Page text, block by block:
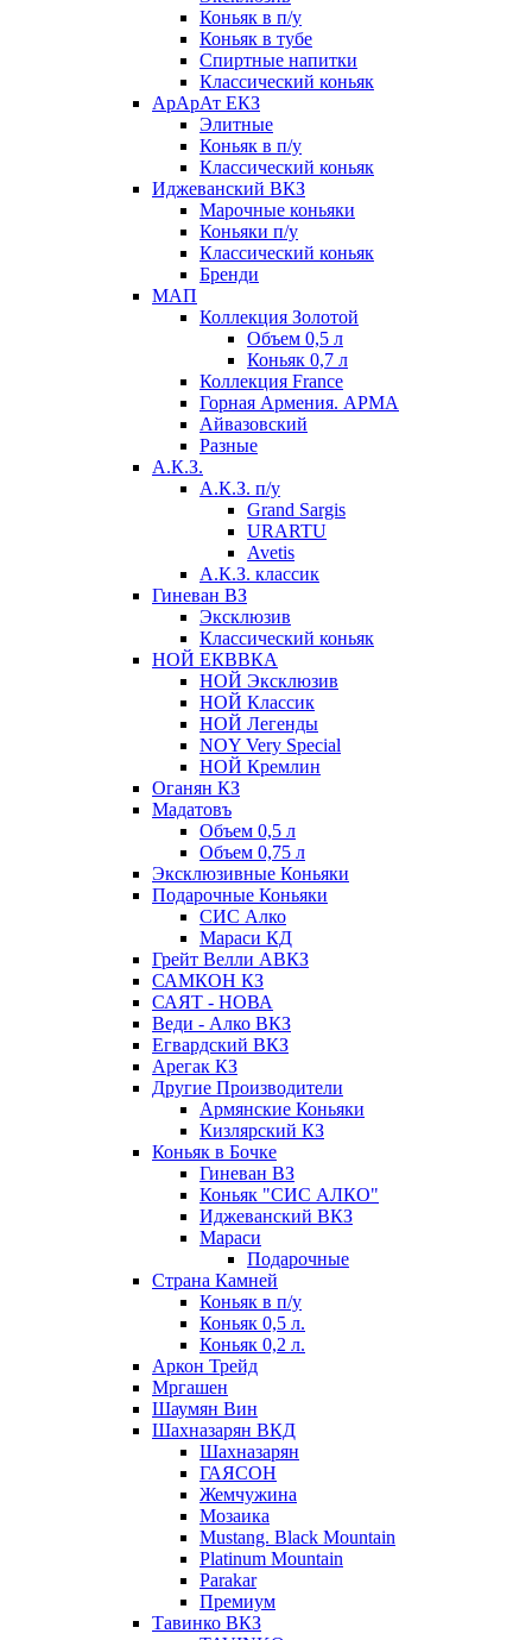
Коньяк в п/у
Коньяк в тубе
Спиртные напитки
Классический коньяк
АрАрАт ЕКЗ
Элитные
Коньяк в п/у
Классический коньяк
Иджеванский ВКЗ
Марочные коньяки
Коньяки п/у
Классический коньяк
Бренди
МАП
Коллекция Золотой
Объем 0,5 л
Коньяк 0,7 л
Коллекция France
Горная Армения. АРМА
Айвазовский
Разные
А.К.З.
А.К.З. п/у
Grand Sargis
URARTU
Avetis
А.К.З. классик
Гиневан ВЗ
Эксклюзив
Классический коньяк
НОЙ ЕКВВКА
НОЙ Эксклюзив
НОЙ Классик
НОЙ Легенды
NOY Very Speсial
НОЙ Кремлин
Оганян КЗ
Мадатовъ
Объем 0,5 л
Объем 0,75 л
Эксклюзивные Коньяки
Подарочные Коньяки
СИС Алко
Мараси КД
Грейт Велли АВКЗ
САМКОН КЗ
САЯТ - НОВА
Веди - Алко ВКЗ
Егвардский ВКЗ
Арегак КЗ
Другие Производители
Армянские Коньяки
Кизлярский КЗ
Коньяк в Бочке
Гиневан ВЗ
Коньяк "СИС АЛКО"
Иджеванский ВКЗ
Мараси
Подарочные
Страна Камней
Коньяк в п/у
Коньяк 0,5 л.
Коньяк 0,2 л.
Аркон Трейд
Мргашен
Шаумян Вин
Шахназарян ВКД
Шахназарян
ГАЯСОН
Жемчужина
Мозаика
Mustang. Black Mountain
Platinum Mountain
Parakar
Премиум
Тавинко ВКЗ